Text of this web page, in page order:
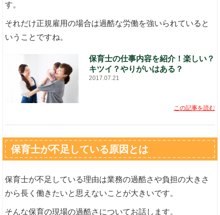
す。
それだけ正規雇用の場合は過酷な労働を強いられていると
いうことですね。
保育士の仕事内容を紹介！楽しい？
キツイ？やりがいはある？
2017.07.21
この記事を読む
保育士が不足している原因とは
保育士が不足している理由は業務の過酷さや負担の大きさ
から長く働きたいと思えないことが大きいです。
そんな保育の現場の過酷さについてお話します。